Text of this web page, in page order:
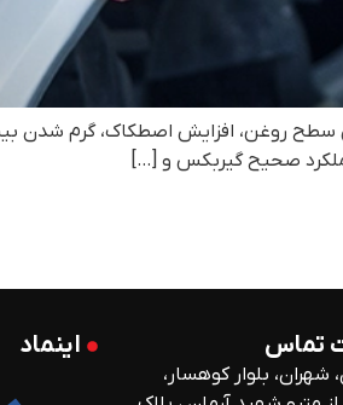
سطح روغن، افزایش اصطکاک، گرم شدن
صحیح گیربکس و […]
تماس
شهران، بلوار کوهسار،
اینماد